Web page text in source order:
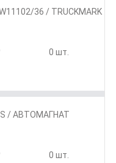
36 / TRUCKMARK
0 шт.
/ АВТОМАГНАТ
0 шт.